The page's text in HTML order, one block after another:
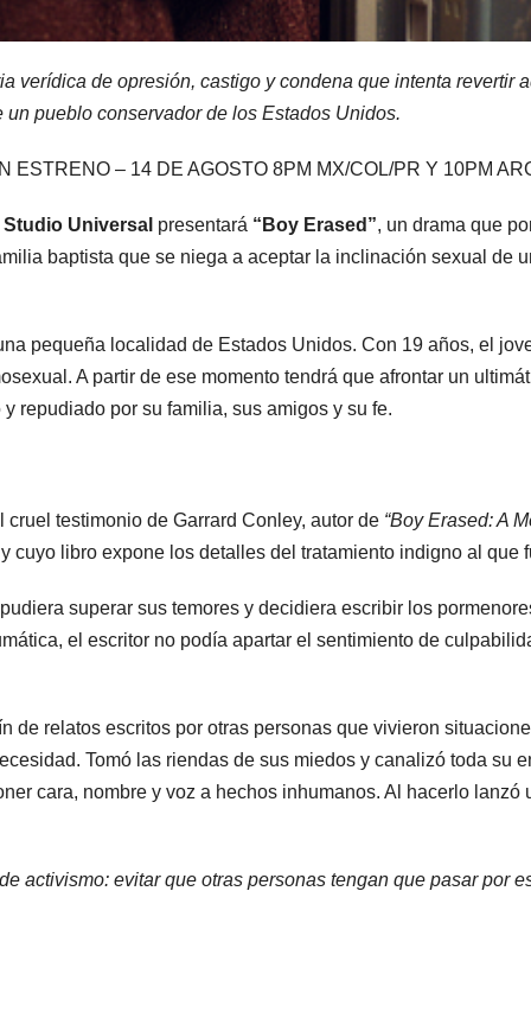
verídica de opresión, castigo y condena que intenta revertir
pueblo conservador de los Estados Unidos.
ESTRENO – 14 DE AGOSTO 8PM MX/COL/PR Y 10PM
Studio Universal presentará “Boy Erased”, un drama que
baptista que se niega a aceptar la inclinación sexual de
pequeña localidad de Estados Unidos. Con 19 años, el
A partir de ese momento tendrá que afrontar un
repudiado por su familia, sus amigos y su fe.
testimonio de Garrard Conley, autor de “Boy Erased: A
cuyo libro expone los detalles del tratamiento indigno al que
superar sus temores y decidiera escribir los
el escritor no podía apartar el sentimiento de
de relatos escritos por otras personas que vivieron
Tomó las riendas de sus miedos y canalizó toda su
cara, nombre y voz a hechos inhumanos. Al hacerlo
activismo: evitar que otras personas tengan que pasar por